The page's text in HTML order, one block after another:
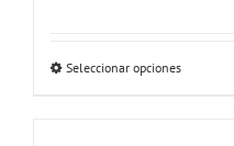
Seleccionar opcionesEste